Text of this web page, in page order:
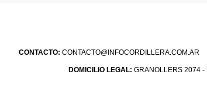
CONTACTO: CONTACTO@INFOCORDILLERA.COM.AR
DOMICILIO LEGAL:GRANOLLERS 2074 -